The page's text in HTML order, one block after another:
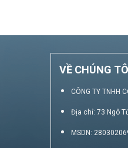
VỀ CHÚNG
CÔNG TY TNHH
Địa chỉ: 73 Ngô
MSDN: